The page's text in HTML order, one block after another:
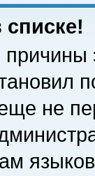
списке!
не